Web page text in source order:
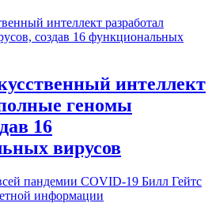
интеллект
геномы
16
вирусов